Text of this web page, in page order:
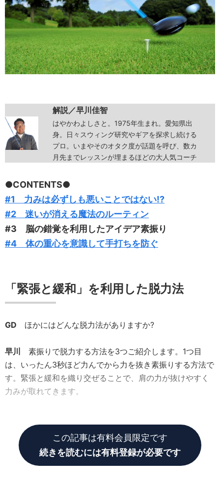
解説／早川佳智
はやかわよしさと。1975年生まれ。愛知県出
身。日々スウィング研究やギアを探求し続ける
プロ。いまやそのオタク度が話題を呼び、数カ
月先までレッスンが埋まるほどの大人気コーチ
●CONTENTS●
#1 力みは必ずしも悪いことではない!?
#2 迷いが消える魔法のルーティン
#3 脳の錯覚を利用したアイデア素振り
#4 体の重心を意識して手打ちを防ぐ
「緊張と緩和」を利用した脱力法
GD ほかにはどんな脱力法がありますか?
早川 素振りで脱力する方法を3つご紹介します。1つ目
は、いったん3秒ほど力んでから力を抜き素振りする方法で
す。緊張と緩和を織り交ぜることで、肩の力が抜けやすく
力みが取れてきます。
この記事は有料会員限定です
続きを読むには有料登録が必要です